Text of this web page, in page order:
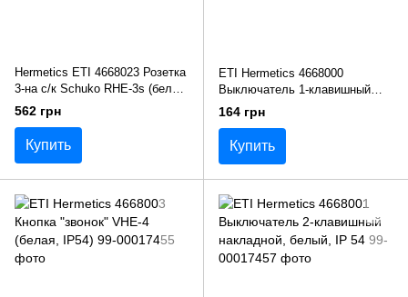
Hermetics ETI 4668023 Розетка
3-на с/к Schuko RHE-3s (белая/
белая крышка, IP54)
562 грн
Купить
ETI Hermetics 4668000
Выключатель 1-клавишный
накладной, белый, IP 54
164 грн
Купить